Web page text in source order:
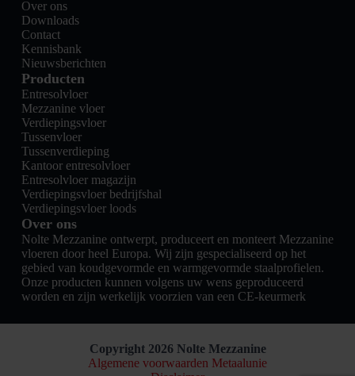
Over ons
Downloads
Contact
Kennisbank
Nieuwsberichten
Producten
Entresolvloer
Mezzanine vloer
Verdiepingsvloer
Tussenvloer
Tussenverdieping
Kantoor entresolvloer
Entresolvloer magazijn
Verdiepingsvloer bedrijfshal
Verdiepingsvloer loods
Over ons
Nolte Mezzanine ontwerpt, produceert en monteert Mezzanine
vloeren door heel Europa. Wij zijn gespecialiseerd op het
gebied van koudgevormde en warmgevormde staalprofielen.
Onze producten kunnen volgens uw wens geproduceerd
worden en zijn werkelijk voorzien van een CE-keurmerk
Copyright 2026 Nolte Mezzanine
Algemene voorwaarden Metaalunie